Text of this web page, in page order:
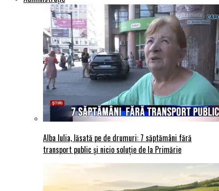
Alba Iulia, lăsată pe de drumuri: 7 săptămâni fără
transport public și nicio soluție de la Primărie